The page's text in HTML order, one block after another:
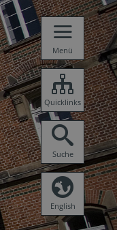
Menü
Quicklinks
Suche
English